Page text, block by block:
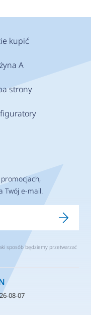
kupić
A
strony
Twój e-mail.
sposób będziemy przetwarzać
08-07